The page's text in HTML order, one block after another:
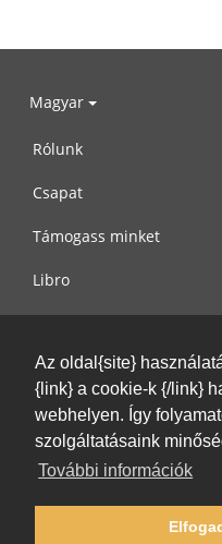
Az oldal{site}
{link} a cookie-k {/link}
webhelyen. Így
szolgáltatásaink
További információk
Magyar
Rólunk
Csapat
Támogass minket
Libro
Használati feltételek
Írj nekünk